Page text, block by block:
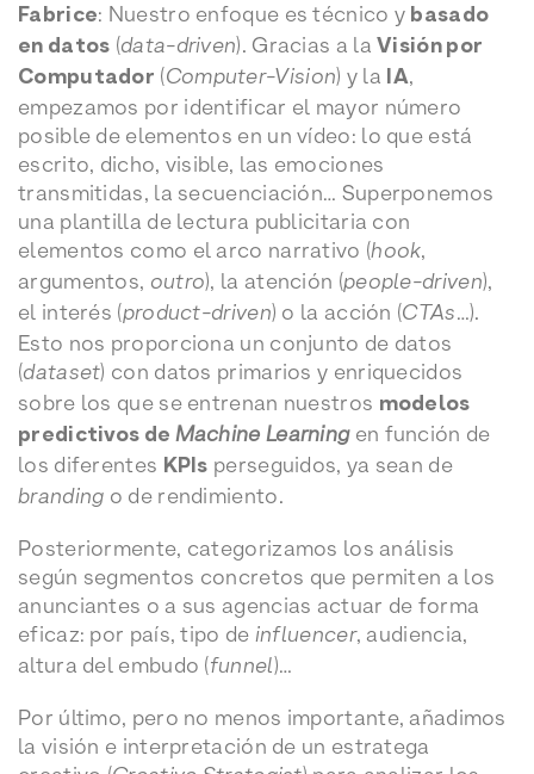
Fabrice: Nuestro enfoque es técnico y basado
en datos (data-driven). Gracias a laVisión por
Computador (Computer-Vision) y la IA,
empezamos por identificar el mayor número
posible de elementos en un vídeo: lo que está
escrito, dicho, visible, las emociones
transmitidas, la secuenciación… Superponemos
una plantilla de lectura publicitaria con
elementos como el arco narrativo (hook,
argumentos, outro), la atención (people-driven),
el interés (product-driven) o la acción (CTAs…).
Esto nos proporciona un conjunto de datos
(dataset) con datos primarios y enriquecidos
sobre los que se entrenan nuestros modelos
predictivos de Machine Learningen función de
los diferentes KPIs perseguidos, ya sean de
branding o de rendimiento.
Posteriormente, categorizamos los análisis
según segmentos concretos que permiten a los
anunciantes o a sus agencias actuar de forma
eficaz: por país, tipo de influencer, audiencia,
altura del embudo (funnel)…
Por último, pero no menos importante, añadimos
la visión e interpretación de un estratega